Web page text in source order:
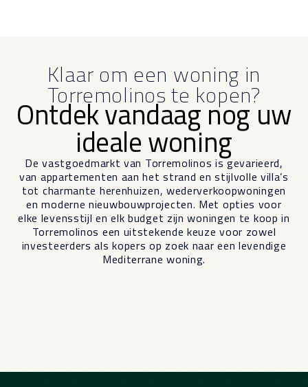
Klaar om een woning in
Torremolinos te kopen?
Ontdek vandaag nog uw
ideale woning
De vastgoedmarkt van Torremolinos is gevarieerd,
van appartementen aan het strand en stijlvolle villa’s
tot charmante herenhuizen, wederverkoopwoningen
en moderne nieuwbouwprojecten. Met opties voor
elke levensstijl en elk budget zijn woningen te koop in
Torremolinos een uitstekende keuze voor zowel
investeerders als kopers op zoek naar een levendige
Mediterrane woning.